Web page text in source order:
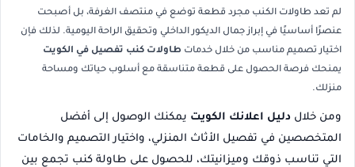
لم تعد طاولات الكنب مجرد قطعة توضع في منتصف الغرفة، بل أصبحت
عنصرًا أساسيًا في إبراز جمال الديكور الداخلي وتحقيق الراحة اليومية. لذلك فإن
اختيار تصميم مناسب من خلال خدمات طاولات كنب تفصيل في الكويت
يمنحك فرصة الحصول على قطعة متناسقة مع أسلوب حياتك ومساحة
منزلك.
ومن خلال دليل اعلانك الكويت يمكنك الوصول إلى أفضل
المتخصصين في تفصيل الأثاث المنزلي، واختيار التصميم والخامات
التي تناسب ذوقك وميزانيتك، للحصول على طاولة كنب تجمع بين